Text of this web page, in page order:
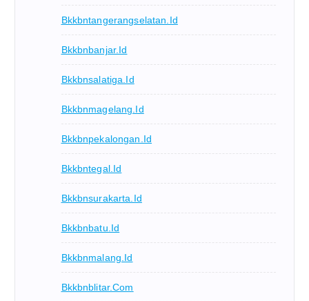
Bkkbntangerangselatan.id
Bkkbnbanjar.id
Bkkbnsalatiga.id
Bkkbnmagelang.id
Bkkbnpekalongan.id
Bkkbntegal.id
Bkkbnsurakarta.id
Bkkbnbatu.id
Bkkbnmalang.id
Bkkbnblitar.com